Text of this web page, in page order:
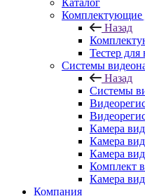
Каталог
Комплектующие
Назад
Тестер
Системы
Назад
Системы
Камера
Камера
Камера
Комплект
Камера
Компания